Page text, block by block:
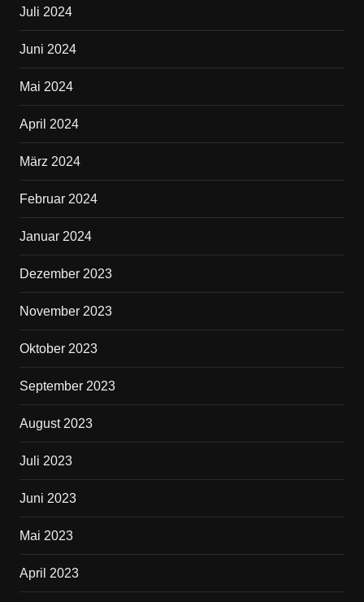
Juli 2024
Juni 2024
Mai 2024
April 2024
März 2024
Februar 2024
Januar 2024
Dezember 2023
November 2023
Oktober 2023
September 2023
August 2023
Juli 2023
Juni 2023
Mai 2023
April 2023